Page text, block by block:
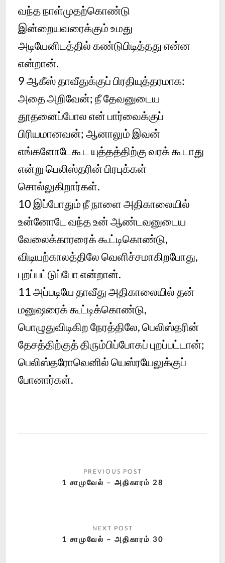
வந்த நாள்முதற்கொண்டு
இன்றையவரைக்கும் உமது
அடியேனிடத்தில் கண்டுபிடித்தது என்ன
என்றான்.
9ஆகீஸ் தாவீதுக்குப் பிரதியுத்தரமாக:
அதை அறிவேன்; நீ தேவனுடைய
தூதனைப்போல என் பார்வைக்குப்
பிரியமானவன்; ஆனாலும் இவன்
எங்களோடேகூட யுத்தத்திற்கு வரக் கூடாது
என்று பெலிஸ்தரின் பிரபுக்கள்
சொல்லுகிறார்கள்.
10 இப்போதும் நீ நாளை அதிகாலையில்
உன்னோடே வந்த உன் ஆண்டவனுடைய
வேலைக்காரரைக் கூட்டிகொண்டு,
விடியற்காலத்திலே வெளிச்சமாகிறபோது,
புறப்பட்டுப்போ என்றான்.
11அப்படியே தாவீது அதிகாலையில் தன்
மனுஷரைக் கூட்டிக்கொண்டு,
பொழுதுவிடிகிற நேரத்திலே, பெலிஸ்தரின்
தேசத்திற்குத் திரும்பிப்போகப் புறப்பட்டான்;
பெலிஸ்தரோவெனில் யெஸ்ரயேலுக்குப்
போனார்கள்.
1 சாமுவேல் – அதிகாரம் 28
1 சாமுவேல் – அதிகாரம் 30